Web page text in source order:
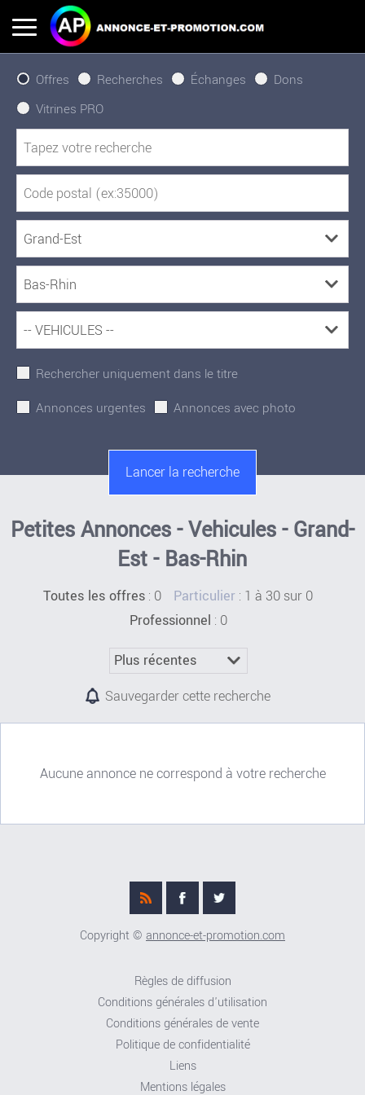
Offres Recherches Échanges
Dons
Vitrines PRO
Rechercher uniquement dans le titre
Annonces urgentes
Annonces avec photo
Petites Annonces - Vehicules - Grand-
Est - Bas-Rhin
Toutes les offres : 0 Particulier : 1 à 30 sur 0
Professionnel : 0
Sauvegarder cette recherche
Aucune annonce ne correspond à votre recherche
Copyright © annonce-et-promotion.com
Règles de diffusion
Conditions générales d'utilisation
Conditions générales de vente
Politique de confidentialité
Liens
Mentions légales